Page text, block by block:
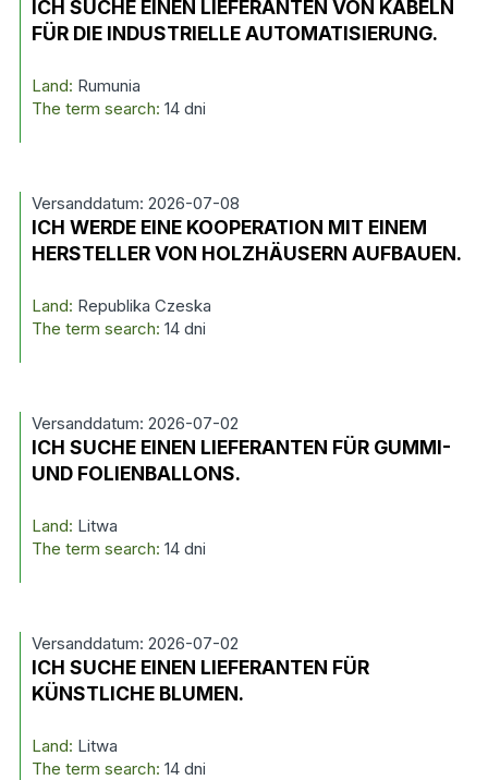
ICH SUCHE EINEN LIEFERANTEN VON KABELN
FÜR DIE INDUSTRIELLE AUTOMATISIERUNG.
Land: Rumunia
The term search: 14 dni
Versanddatum: 2026-07-08
ICH WERDE EINE KOOPERATION MIT EINEM
HERSTELLER VON HOLZHÄUSERN AUFBAUEN.
Land: Republika Czeska
The term search: 14 dni
Versanddatum: 2026-07-02
ICH SUCHE EINEN LIEFERANTEN FÜR GUMMI-
UND FOLIENBALLONS.
Land: Litwa
The term search: 14 dni
Versanddatum: 2026-07-02
ICH SUCHE EINEN LIEFERANTEN FÜR
KÜNSTLICHE BLUMEN.
Land: Litwa
The term search: 14 dni